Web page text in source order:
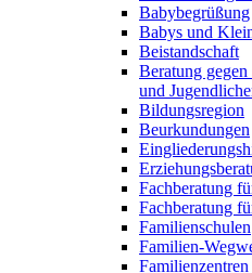
Babybegrüßung
Babys und
Beistandschaft
Beratung
und
Bildungsregion
Beurkundungen
Fachberatung
Fachberatung
Familienschulen
Familien-
Familienzentren